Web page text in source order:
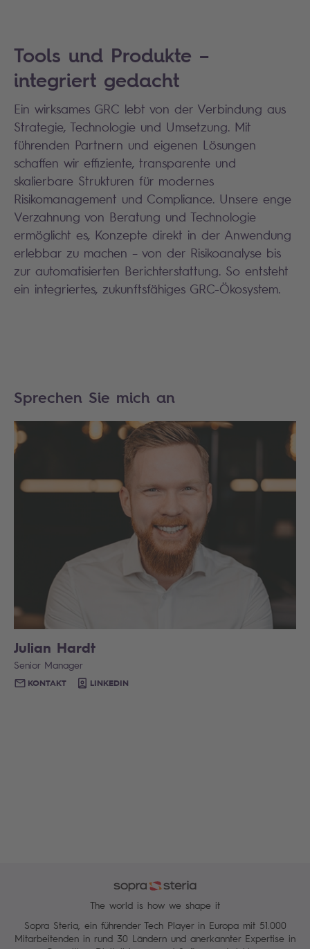
Tools und Produkte –
integriert gedacht
Ein wirksames GRC lebt von der Verbindung aus
Strategie, Technologie und Umsetzung. Mit
führenden Partnern und eigenen Lösungen
schaffen wir effiziente, transparente und
skalierbare Strukturen für modernes
Risikomanagement und Compliance. Unsere enge
Verzahnung von Beratung und Technologie
ermöglicht es, Konzepte direkt in der Anwendung
erlebbar zu machen – von der Risikoanalyse bis
zur automatisierten Berichterstattung. So entsteht
ein integriertes, zukunftsfähiges GRC-Ökosystem.
Sprechen Sie mich an
Julian Hardt
Senior Manager
KONTAKT LINKEDIN
The world is how we shape it
Sopra Steria, ein führender Tech Player in Europa mit 51.000
Mitarbeitenden in rund 30 Ländern und anerkannter Expertise in